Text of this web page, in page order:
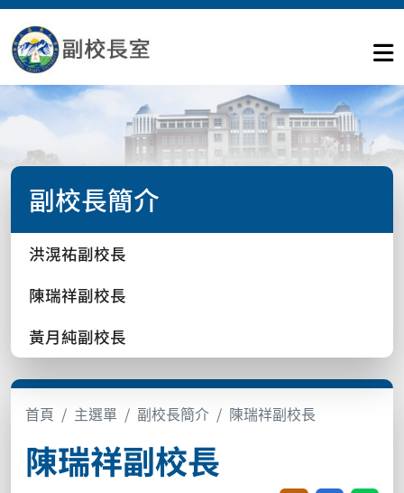
副校長簡介
洪滉祐副校長
陳瑞祥副校長
黃月純副校長
首頁 主選單 副校長簡介 陳瑞祥副校長
陳瑞祥副校長